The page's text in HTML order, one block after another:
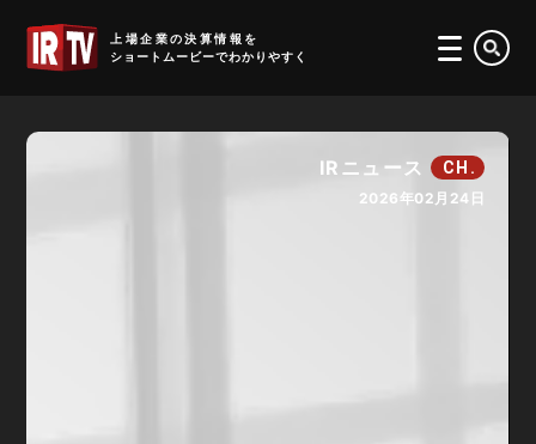
上場企業の決算情報を
ショートムービーでわかりやすく
IRニュース CH.
2026年02月24日